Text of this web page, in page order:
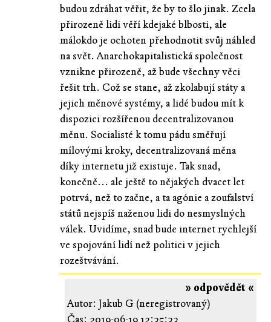
budou zdráhat věřit, že by to šlo jinak. Zcela
přirozeně lidi věří kdejaké blbosti, ale
málokdo je ochoten přehodnotit svůj náhled
na svět. Anarchokapitalistická společnost
vznikne přirozeně, až bude všechny věci
řešit trh. Což se stane, až zkolabují státy a
jejich měnové systémy, a lidé budou mít k
dispozici rozšířenou decentralizovanou
měnu. Socialisté k tomu pádu směřují
mílovými kroky, decentralizovaná měna
díky internetu již existuje. Tak snad,
konečně... ale ještě to nějakých dvacet let
potrvá, než to začne, a ta agónie a zoufalství
států nejspíš naženou lidi do nesmyslných
válek. Uvidíme, snad bude internet rychlejší
ve spojování lidí než politici v jejich
rozeštvávání.
» odpovědět «
Autor: Jakub G (neregistrovaný)
Čas: 2019-06-19 12:35:33